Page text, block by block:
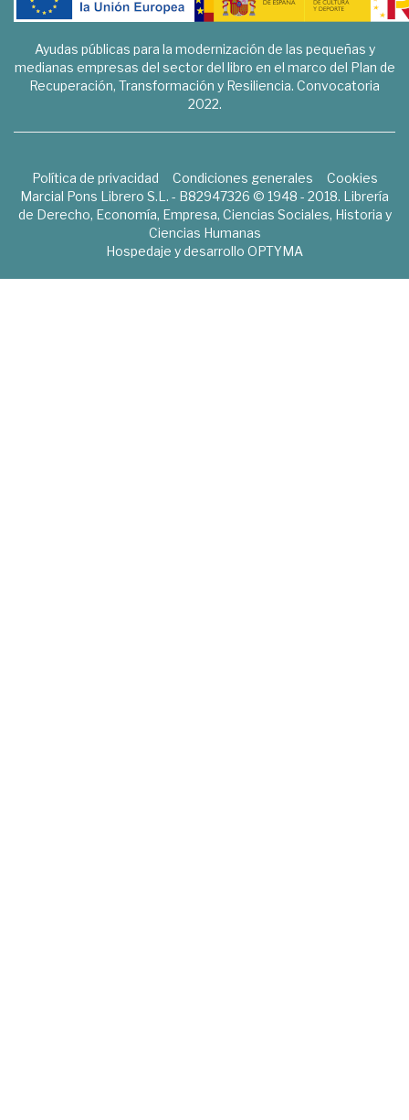
Ayudas públicas para la modernización de las pequeñas y
medianas empresas del sector del libro en el marco del Plan de
Recuperación, Transformación y Resiliencia. Convocatoria
2022.
Política de privacidad Condiciones generales
Cookies
Marcial Pons Librero S.L. - B82947326 © 1948 - 2018. Librería
de Derecho, Economía, Empresa, Ciencias Sociales, Historia y
Ciencias Humanas
Hospedaje y desarrollo OPTYMA